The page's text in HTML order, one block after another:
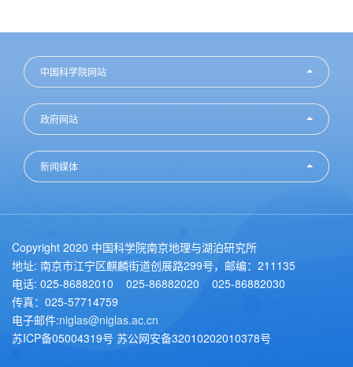
中国科学院网站
政府网站
新闻媒体
Copyright 2020 中国科学院南京地理与湖泊研究所
地址: 南京市江宁区麒麟街道创展路299号，邮编：211135
电话: 025-86882010 025-86882020 025-86882030
传真：025-57714759
电子邮件:niglas@niglas.ac.cn
苏ICP备05004319号 苏公网安备32010202010378号